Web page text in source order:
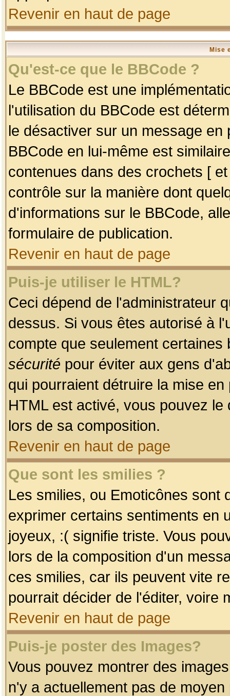
Revenir en haut de page
Mise
Qu'est-ce que le BBCode ?
Le BBCode est une
l'utilisation du BBCode est
le désactiver sur un message
BBCode en lui-même est
contenues dans des crochets [
contrôle sur la manière dont
d'informations sur le BBCode,
formulaire de publication.
Revenir en haut de page
Puis-je utiliser le HTML?
Ceci dépend de l'administrateur
dessus. Si vous êtes autorisé à
compte que seulement
sécurité pour éviter aux gens
qui pourraient détruire la mise
HTML est activé, vous pouvez
lors de sa composition.
Revenir en haut de page
Que sont les smilies ?
Les smilies, ou Emoticônes sont
exprimer certains sentiments en
joyeux, :( signifie triste. Vous
lors de la composition d'un
ces smilies, car ils peuvent vite
pourrait décider de l'éditer, voire
Revenir en haut de page
Puis-je poster des Images?
Vous pouvez montrer des
n'y a actuellement pas de